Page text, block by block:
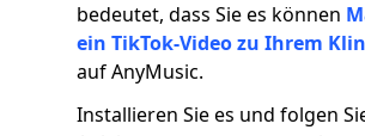
bedeutet, dass Sie es können
ein TikTok-Video zu Ihrem
auf AnyMusic.
Installieren Sie es und folgen